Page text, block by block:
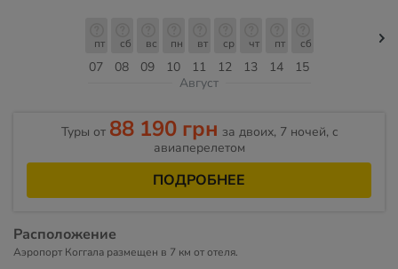
07
пт
08
сб
09
вс
10
пн
11
вт
12
ср
13
чт
14
пт
15
сб
Август
Туры от 88 190 грн за двоих, 7 ночей, c
авиаперелетом
ПОДРОБНЕЕ
Расположение
Аэропорт Коггала размещен в 7 км от отеля.